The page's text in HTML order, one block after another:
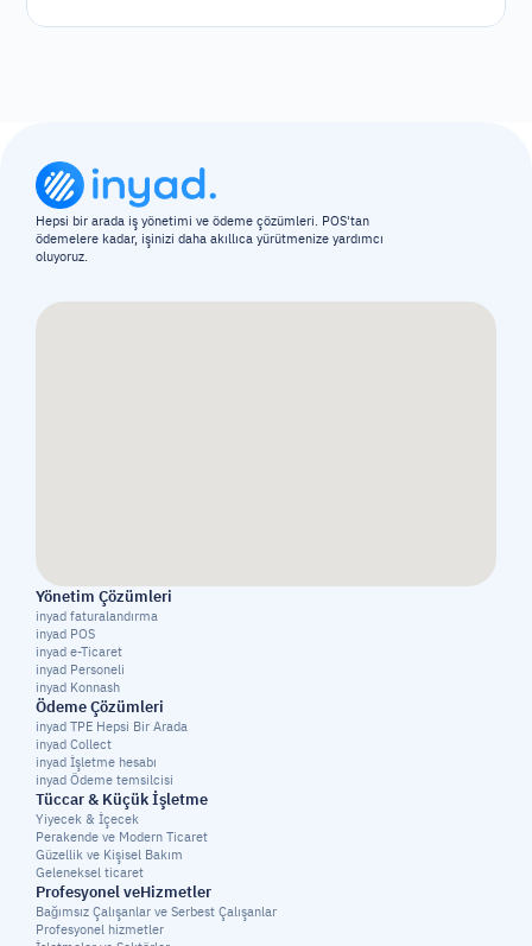
Hepsi bir arada iş yönetimi ve ödeme çözümleri. POS'tan
ödemelere kadar, işinizi daha akıllıca yürütmenize yardımcı
oluyoruz.
Yönetim Çözümleri
inyad faturalandırma
inyad POS
inyad e-Ticaret
inyad Personeli
inyad Konnash
Ödeme Çözümleri
inyad TPE Hepsi Bir Arada
inyad Collect
inyad İşletme hesabı
inyad Ödeme temsilcisi
Tüccar & Küçük İşletme
Yiyecek & İçecek
Perakende ve Modern Ticaret
Güzellik ve Kişisel Bakım
Geleneksel ticaret
Profesyonel veHizmetler
Bağımsız Çalışanlar ve Serbest Çalışanlar
Profesyonel hizmetler